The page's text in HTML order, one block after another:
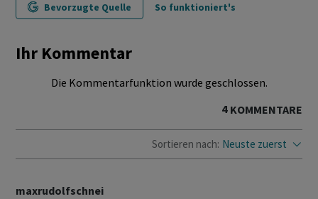
Bevorzugte Quelle So funktioniert's
Ihr Kommentar
Die Kommentarfunktion wurde geschlossen.
4 KOMMENTARE
Sortieren nach: Neuste zuerst
maxrudolfschnei